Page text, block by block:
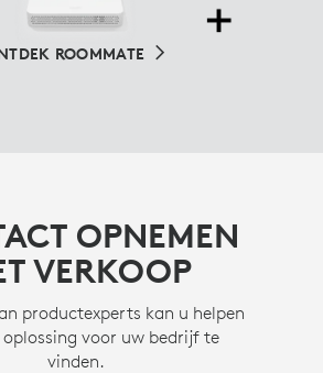
ROOMMATE
OPNEMEN
VERKOOP
productexperts kan u helpen
oplossing voor uw bedrijf te
vinden.